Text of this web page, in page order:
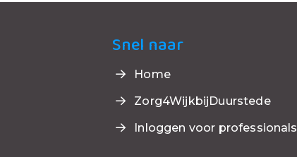
Snel naar
Home
Zorg4WijkbijDuurstede
Inloggen voor professionals